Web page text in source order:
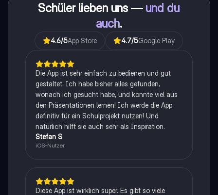
Schüler lieben uns — und du
auch.
4.6/5App Store 4.7/5Google Play
Die App ist sehr einfach zu bedienen und gut
gestaltet. Ich habe bisher alles gefunden,
wonach ich gesucht habe, und konnte viel aus
den Präsentationen lernen! Ich werde die App
definitiv für ein Schulprojekt nutzen! Und
natürlich hilft sie auch sehr als Inspiration.
Stefan S
iOS-Nutzer
Diese App ist wirklich super. Es gibt so viele